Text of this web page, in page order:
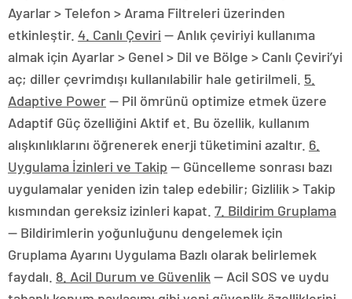
Ayarlar > Telefon > Arama Filtreleri üzerinden
etkinleştir. 4. Canlı Çeviri — Anlık çeviriyi kullanıma
almak için Ayarlar > Genel > Dil ve Bölge > Canlı Çeviri’yi
aç; diller çevrimdışı kullanılabilir hale getirilmeli. 5.
Adaptive Power— Pil ömrünü optimize etmek üzere
Adaptif Güç özelliğini Aktif et. Bu özellik, kullanım
alışkınlıklarını öğrenerek enerji tüketimini azaltır. 6.
Uygulama İzinleri ve Takip — Güncelleme sonrası bazı
uygulamalar yeniden izin talep edebilir; Gizlilik > Takip
kısmından gereksiz izinleri kapat. 7. Bildirim Gruplama
— Bildirimlerin yoğunluğunu dengelemek için
Gruplama Ayarını Uygulama Bazlı olarak belirlemek
faydalı. 8. Acil Durum ve Güvenlik — Acil SOS ve uydu